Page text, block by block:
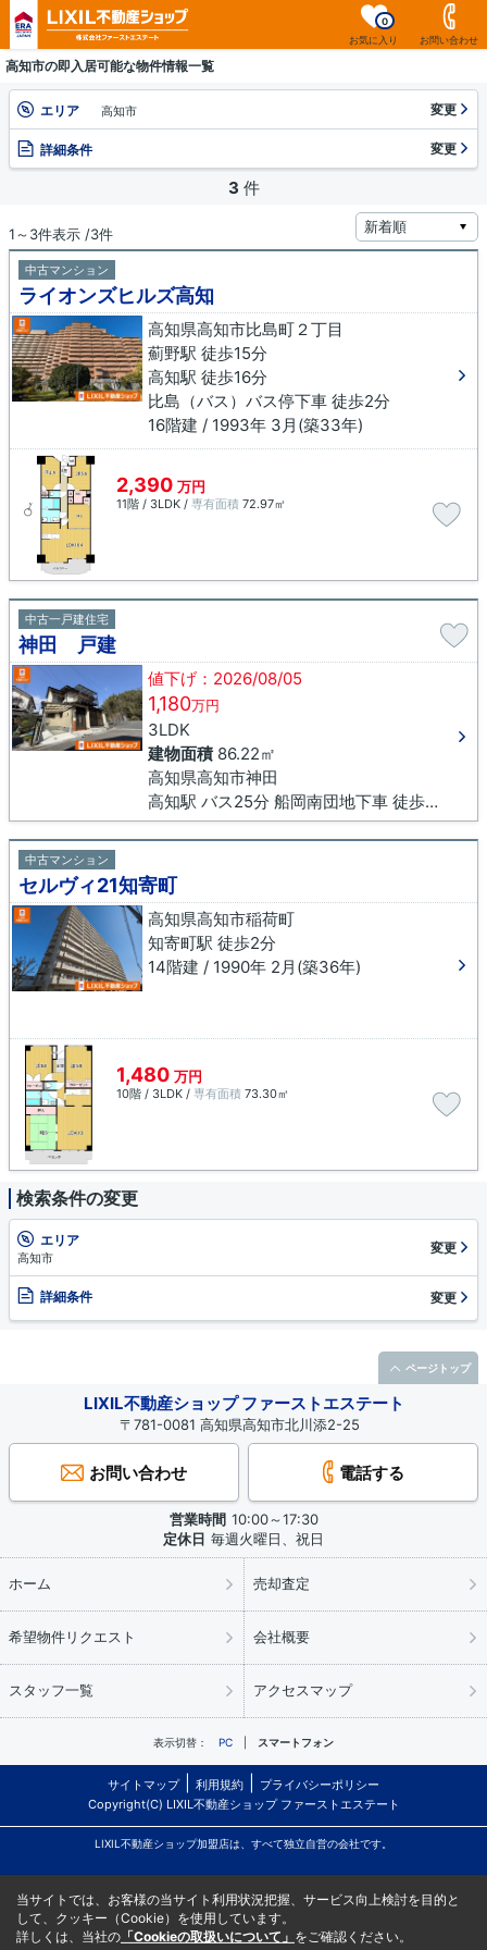
お気に入り
0
お問い合わせ
高知市の即入居可能な物件情報一覧
エリア 高知市 変更
詳細条件 変更
3 件
1～3件表示 /3件
中古マンション
ライオンズヒルズ高知
高知県高知市比島町２丁目
薊野駅 徒歩15分
高知駅 徒歩16分
比島（バス）バス停下車 徒歩2分
16階建 / 1993年 3月(築33年)
2,390 万円
11階 / 3LDK / 専有面積 72.97㎡
中古一戸建住宅
神田 戸建
値下げ：2026/08/05
1,180万円
3LDK
建物面積86.22㎡
高知県高知市神田
高知駅 バス25分 船岡南団地下車 徒歩5分
中古マンション
セルヴィ21知寄町
高知県高知市稲荷町
知寄町駅 徒歩2分
14階建 / 1990年 2月(築36年)
1,480 万円
10階 / 3LDK / 専有面積 73.30㎡
検索条件の変更
エリア
高知市
変更
詳細条件 変更
LIXIL不動産ショップ ファーストエステート
〒781-0081 高知県高知市北川添2-25
お問い合わせ 電話する
営業時間 10:00～17:30
定休日 毎週火曜日、祝日
ホーム 売却査定
希望物件リクエスト 会社概要
スタッフ一覧 アクセスマップ
表示切替： PC スマートフォン
サイトマップ 利用規約
プライバシーポリシー
Copyright(C) LIXIL不動産ショップ ファーストエステート
LIXIL不動産ショップ加盟店は、すべて独立自営の会社です。
ページトップ
当サイトでは、お客様の当サイト利用状況把握、サービス向上検討を目的と
して、クッキー（Cookie）を使用しています。
詳しくは、当社の 「Cookieの取扱いについて」 をご確認ください。